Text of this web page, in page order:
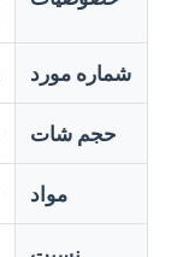
کارخانه تور
تماس با ما
شماره مورد
حجم شات
مواد